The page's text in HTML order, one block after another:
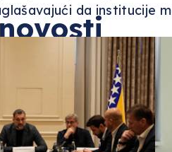
da institucije